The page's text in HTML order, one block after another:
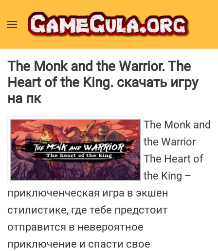
The Monk and the Warrior. The
Heart of the King. скачать игру
на пк
The Monk and
the Warrior
The Heart of
the King –
приключенческая игра в экшен
стилистике, где тебе предстоит
отправится в невероятное
приключение и спасти свое